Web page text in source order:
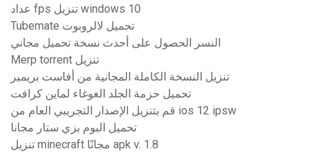
عداد fps تنزيل windows 10
Tubemate تحميل لالروبوت
النسر الحصول على أحدث نسخة تحميل مجاني
Merp torrent تنزيل
تنزيل النسخة الكاملة المجانية من أفاست بريمير
تحميل حزمة الجلد الغوغاء لماين كرافت
قم بتنزيل الإصدار التجريبي العام من ios 12 ipsw
تحميل البوم بزي ستار مجانا
تنزيل minecraft مجانًا apk v. 1.8